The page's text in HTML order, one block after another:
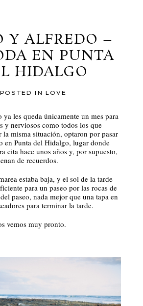
Y ALFREDO –
EN PUNTA
HIDALGO
POSTED IN LOVE
les queda únicamente un mes para
y nerviosos como todos los que
la misma situación, optaron por pasar
en Punta del Hidalgo, lugar donde
cita hace unos años y, por supuesto,
de recuerdos.
estaba baja, y el sol de la tarde
para un paseo por las rocas de
paseo, nada mejor que una tapa en
para terminar la tarde.
vemos muy pronto.